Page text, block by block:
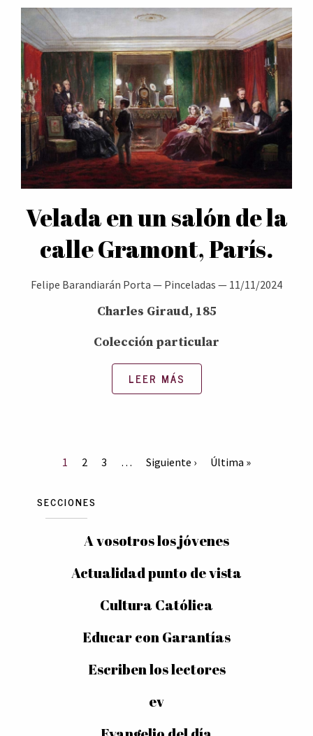
Velada en un salón de la
calle Gramont, París.
Felipe Barandiarán Porta — Pinceladas — 11/11/2024
Charles Giraud, 185
Colección particular
LEER MÁS
1 2 3 … Siguiente › Última »
SECCIONES
A vosotros los jóvenes
Actualidad punto de vista
Cultura Católica
Educar con Garantías
Escriben los lectores
ev